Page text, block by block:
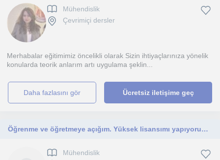
Mühendislik
Çevrimiçi dersler
Merhabalar eğitimimiz öncelikli olarak Sizin ihtiyaçlarınıza yönelik
konularda teorik anlarım artı uygulama şeklin...
daha fazlasını gör Ücretsiz iletişime geç
Öğrenme ve öğretmeye açığım. Yüksek lisansımı yapıyorum öğreniyor ve gelişiyorum. Her yaşa bir şey katabileceğimi düşünüyorum
Mühendislik